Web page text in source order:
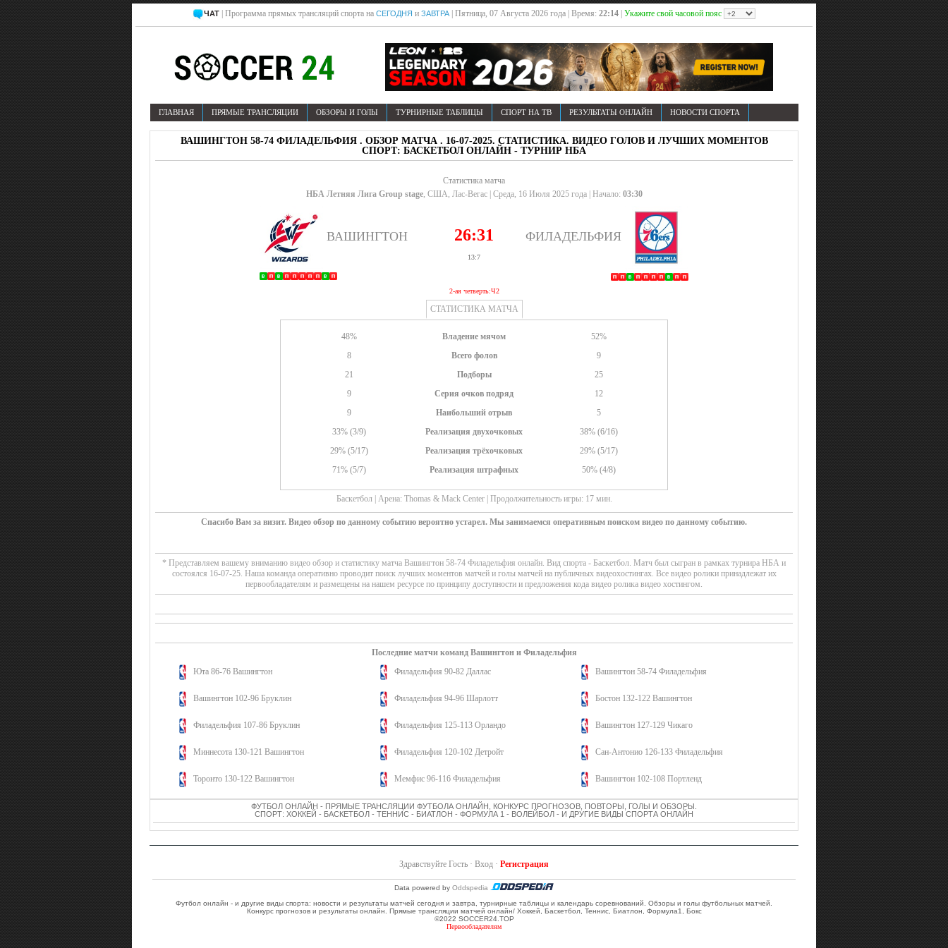
ЧАТ | Программа прямых трансляций спорта на СЕГОДНЯ и ЗАВТРА| Пятница, 07 Августа 2026 года | Время: 22:14 Укажите свой часовой пояс
ГЛАВНАЯ ПРЯМЫЕ ТРАНСЛЯЦИИ ОБЗОРЫ И ГОЛЫ ТУРНИРНЫЕ ТАБЛИЦЫ СПОРТ НА ТВ РЕЗУЛЬТАТЫ ОНЛАЙН НОВОСТИ СПОРТА
ВАШИНГТОН 58-74 ФИЛАДЕЛЬФИЯ . ОБЗОР МАТЧА . 16-07-2025. СТАТИСТИКА. ВИДЕО ГОЛОВ И ЛУЧШИХ МОМЕНТОВ
СПОРТ: БАСКЕТБОЛ ОНЛАЙН - ТУРНИР НБА
Статистика матча
НБА Летняя Лига Group stage, США, Лас-Вегас | Среда, 16 Июля 2025 года | Начало: 03:30
ВАШИНГТОН 26:31
13:7
ФИЛАДЕЛЬФИЯ
2-ая четверть:Ч2
СТАТИСТИКА МАТЧА
48% Владение мячом
52%
8
Всего фолов
9
21
Подборы
25
9
Серия очков подряд
12
9
Наибольший отрыв
5
33% (3/9)
Реализация двухочковых
38% (6/16)
29% (5/17)
Реализация трёхочковых
29% (5/17)
71% (5/7)
Реализация штрафных 50% (4/8)
Баскетбол | Арена: Thomas & Mack Center | Продолжительность игры: 17 мин.
Спасибо Вам за визит. Видео обзор по данному событию вероятно устарел. Мы занимаемся оперативным поиском видео по данному событию.
* Представляем вашему вниманию видео обзор и статистику матча Вашингтон 58-74 Филадельфия онлайн. Вид спорта - Баскетбол. Матч был сыгран в рамках турнира НБА и
состоялся 16-07-25. Наша команда оперативно проводит поиск лучших моментов матчей и голы матчей на публичных видеохостингах. Все видео ролики принадлежат их
первообладателям и размещены на нашем ресурсе по принципу доступности и предложения кода видео ролика видео хостингом.
Последние матчи команд Вашингтон и Филадельфия
Юта 86-76 Вашингтон
Филадельфия 90-82 Даллас Вашингтон 58-74 Филадельфия
Вашингтон 102-96 Бруклин Филадельфия 94-96 Шарлотт Бостон 132-122 Вашингтон
Филадельфия 107-86 Бруклин Филадельфия 125-113 Орландо Вашингтон 127-129 Чикаго
Миннесота 130-121 Вашингтон Филадельфия 120-102 Детройт Сан-Антонио 126-133 Филадельфия
Торонто 130-122 Вашингтон Мемфис 96-116 Филадельфия Вашингтон 102-108 Портленд
ФУТБОЛ ОНЛАЙН - ПРЯМЫЕ ТРАНСЛЯЦИИ ФУТБОЛА ОНЛАЙН, КОНКУРС ПРОГНОЗОВ, ПОВТОРЫ, ГОЛЫ И ОБЗОРЫ.
СПОРТ: ХОККЕЙ - БАСКЕТБОЛ - ТЕННИС - БИАТЛОН - ФОРМУЛА 1 - ВОЛЕЙБОЛ - И ДРУГИЕ ВИДЫ СПОРТА ОНЛАЙН
Здравствуйте Гость · Вход · Регистрация
Data powered by Oddspedia
Футбол онлайн - и другие виды спорта: новости и результаты матчей сегодня и завтра, турнирные таблицы и календарь соревнований. Обзоры и голы футбольных матчей.
Конкурс прогнозов и результаты онлайн. Прямые трансляции матчей онлайн/ Хоккей, Баскетбол, Теннис, Биатлон, Формула1, Бокс
©2022 SOCCER24.TOP
Первообладателям